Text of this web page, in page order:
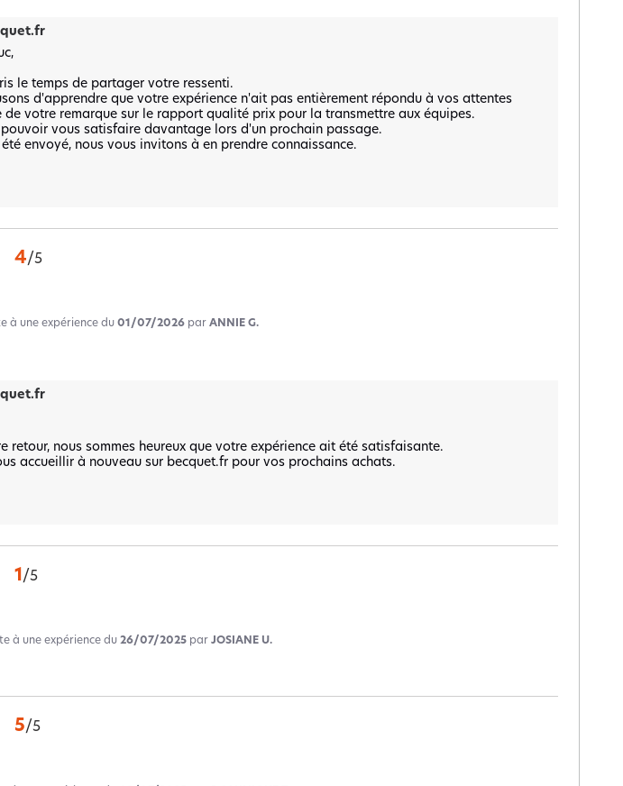
le temps de partager votre ressenti.
d'apprendre que votre expérience n'ait pas entièrement répondu à vos attentes
de votre remarque sur le rapport qualité prix pour la transmettre aux équipes.
pouvoir vous satisfaire davantage lors d'un prochain passage.
envoyé, nous vous invitons à en prendre connaissance.
4/5
à une expérience du01/07/2026 parANNIE G.
retour, nous sommes heureux que votre expérience ait été satisfaisante.
accueillir à nouveau sur becquet.fr pour vos prochains achats.
1 /5
à une expérience du26/07/2025 parJOSIANE U.
5/5